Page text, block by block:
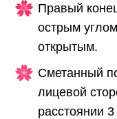
Правый
острым
открытым.
Сметанный
лицевой
расстоянии